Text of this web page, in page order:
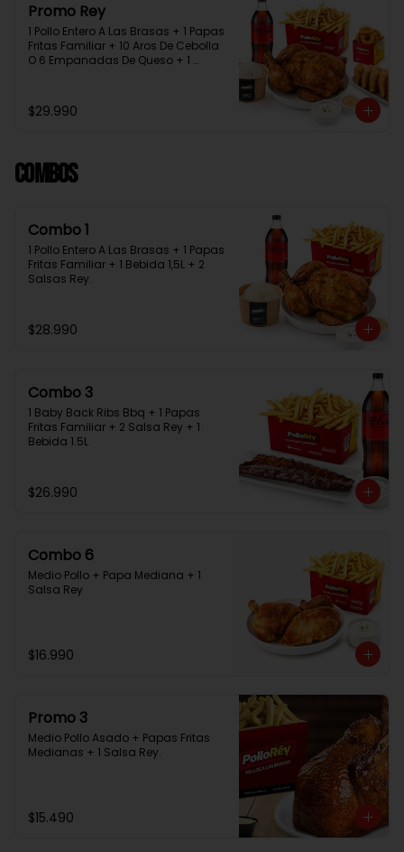
Promo Rey
1 Pollo Entero A Las Brasas + 1 Papas
Fritas Familiar + 10 Aros De Cebolla
O 6 Empanadas De Queso + 1
$29.990
Combos
Combo 1
1 Pollo Entero A Las Brasas + 1 Papas
Fritas Familiar + 1 Bebida 1,5L + 2
Salsas Rey.
$28.990
Combo 3
1 Baby Back Ribs Bbq + 1 Papas
Fritas Familiar + 2 Salsa Rey + 1
Bebida 1.5L
$26.990
Combo 6
Medio Pollo + Papa Mediana + 1
Salsa Rey
$16.990
Promo 3
Medio Pollo Asado + Papas Fritas
Medianas + 1 Salsa Rey.
$15.490